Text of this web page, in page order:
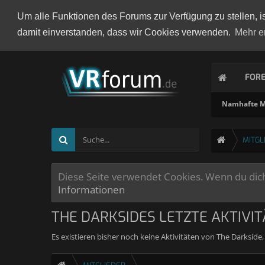
Um alle Funktionen des Forums zur Verfügung zu
damit einverstanden, dass wir Cookies verwenden. Mehr
Namhafte
Diese Seite verwendet Cookies. Wenn du
Informationen
THE DARKSIDES LETZTE
Es existieren bisher noch keine Aktivitäten von The